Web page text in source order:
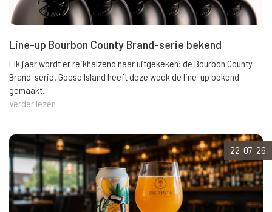
Line-up Bourbon County Brand-serie bekend
Elk jaar wordt er reikhalzend naar uitgekeken: de Bourbon County
Brand-serie. Goose Island heeft deze week de line-up bekend
gemaakt.
Verder lezen
22-07-26